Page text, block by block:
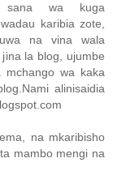
wa kuga
karibia zote,
na vina wala
la blog, ujumbe
mchango wa kaka
alinisaidia
na mkaribisho
mambo mengi na